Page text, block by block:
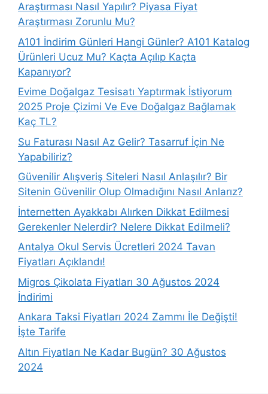
Araştırması Nasıl Yapılır? Piyasa Fiyat
Araştırması Zorunlu Mu?
A101 İndirim Günleri Hangi Günler? A101 Katalog
Ürünleri Ucuz Mu? Kaçta Açılıp Kaçta
Kapanıyor?
Evime Doğalgaz Tesisatı Yaptırmak İstiyorum
2025 Proje Çizimi Ve Eve Doğalgaz Bağlamak
Kaç TL?
Su Faturası Nasıl Az Gelir? Tasarruf İçin Ne
Yapabiliriz?
Güvenilir Alışveriş Siteleri Nasıl Anlaşılır? Bir
Sitenin Güvenilir Olup Olmadığını Nasıl Anlarız?
İnternetten Ayakkabı Alırken Dikkat Edilmesi
Gerekenler Nelerdir? Nelere Dikkat Edilmeli?
Antalya Okul Servis Ücretleri 2024 Tavan
Fiyatları Açıklandı!
Migros Çikolata Fiyatları 30 Ağustos 2024
İndirimi
Ankara Taksi Fiyatları 2024 Zammı İle Değişti!
İşte Tarife
Altın Fiyatları Ne Kadar Bugün? 30 Ağustos
2024